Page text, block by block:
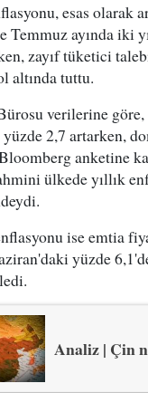
esas olarak
Temmuz ayında iki
zayıf tüketici
altında tuttu.
verilerine
2,7 artarken,
anketine
ülkede yıllık
ise emtia
yüzde
Analiz | Çin